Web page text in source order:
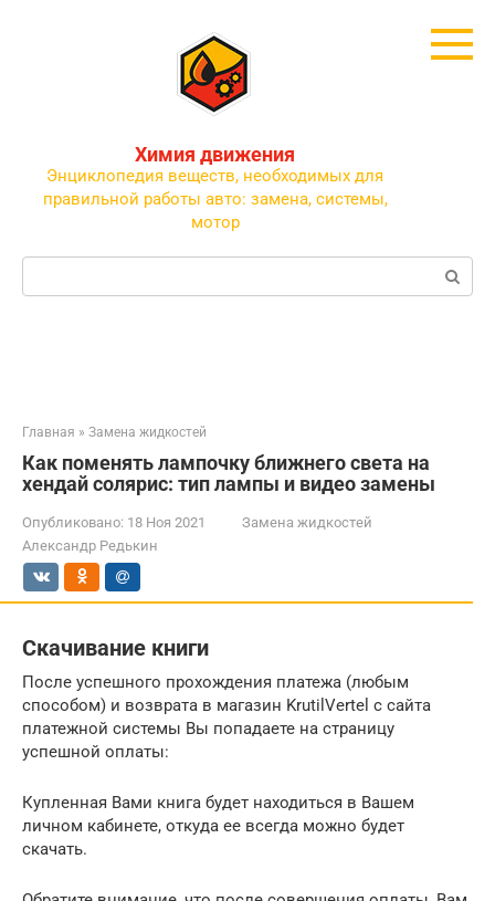
Химия движения
Энциклопедия веществ, необходимых для
правильной работы авто: замена, системы,
мотор
Поиск:
Главная » Замена жидкостей
Как поменять лампочку ближнего света на
хендай солярис: тип лампы и видео замены
Опубликовано: 18 Ноя 2021
Замена жидкостей
Александр Редькин
Скачивание книги
После успешного прохождения платежа (любым
способом) и возврата в магазин KrutilVertel с сайта
платежной системы Вы попадаете на страницу
успешной оплаты:
Купленная Вами книга будет находиться в Вашем
личном кабинете, откуда ее всегда можно будет
скачать.